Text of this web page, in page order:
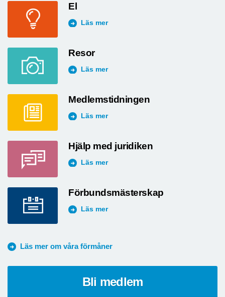
El
Läs mer
Resor
Läs mer
Medlemstidningen
Läs mer
Hjälp med juridiken
Läs mer
Förbundsmästerskap
Läs mer
Läs mer om våra förmåner
Bli medlem